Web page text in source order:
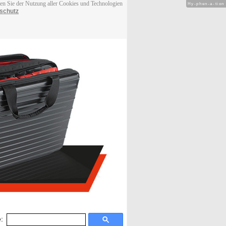
Sie der Nutzung aller Cookies und Technologien
Hy-phen-a-tion